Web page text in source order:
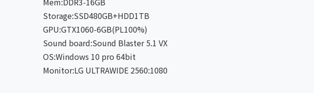
Storage:SSD480GB+HDD1TB
GPU:GTX1060-6GB(PL100%)
Sound board:Sound Blaster 5.1 VX
OS:Windows 10 pro 64bit
Monitor:LG ULTRAWIDE 2560:1080